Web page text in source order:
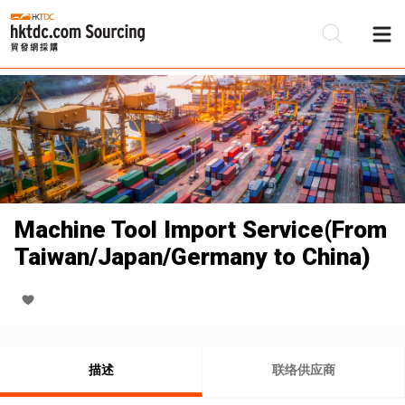
Machine Tool Import Service(From
Taiwan/Japan/Germany to China)
描述 联络供应商